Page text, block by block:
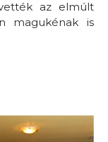
az elmúlt
magukénak is